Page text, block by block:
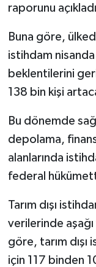
raporunu
Buna göre,
istihdam
beklentilerini
138 bin kişi
Bu dönemde
depolama,
alanlarında
federal
Tarım dışı
verilerinde
göre, tarım
için 117 binden